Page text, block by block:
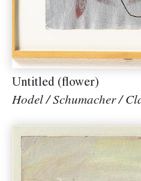
Untitled (flower)
Hodel / Schumacher /